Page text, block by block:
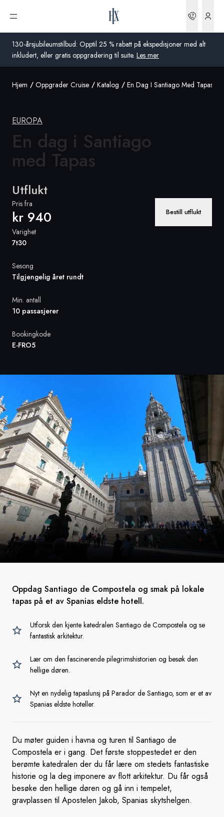
130-årsjubileumstilbud: Opptil 25 % rabatt på ekspedisjoner med alt
inkludert, eller gratis oppgradering til suite. Les mer
Åpne meny
Norge
Storbritannia
USA
Frankrike
Global
Hjem Oppgrader Cruise Katalog En Dag I Santiago Med Tapas
EUROPA
En dag i Santiago
med Tapas
Utflukt
Pris fra
kr 940 Bestill utflukt
Varighet
7t30
Sesong
Tilgjengelig året rundt
Min. antall
10 passasjerer
Bookingkode
E-FRO5
Oppdag Santiago de Compostela og smak på lokale
tapas på et av Spanias eldste hotell.
Utforsk den kjente katedralen Santiago de Compostela og se
fantastisk arkitektur.
Lær om den fascinerende pilegrimshistorien og besøk den
hellige døren.
Nyt en nydelig tapaslunsj på Parador de Santiago, som er et av
Spanias eldste hoteller.
Du møter guiden i havna og turen til Santiago de
Compostela er i gang. Det første stoppestedet er den
berømte katedralen der du får lære om stedets fantastiske
historie og la deg imponere av flott arkitektur. Du får også
besøke den hellige døren og gå inn i tempelet,
gravplassen til Apostelen Jakob, Spanias skytshelgen.